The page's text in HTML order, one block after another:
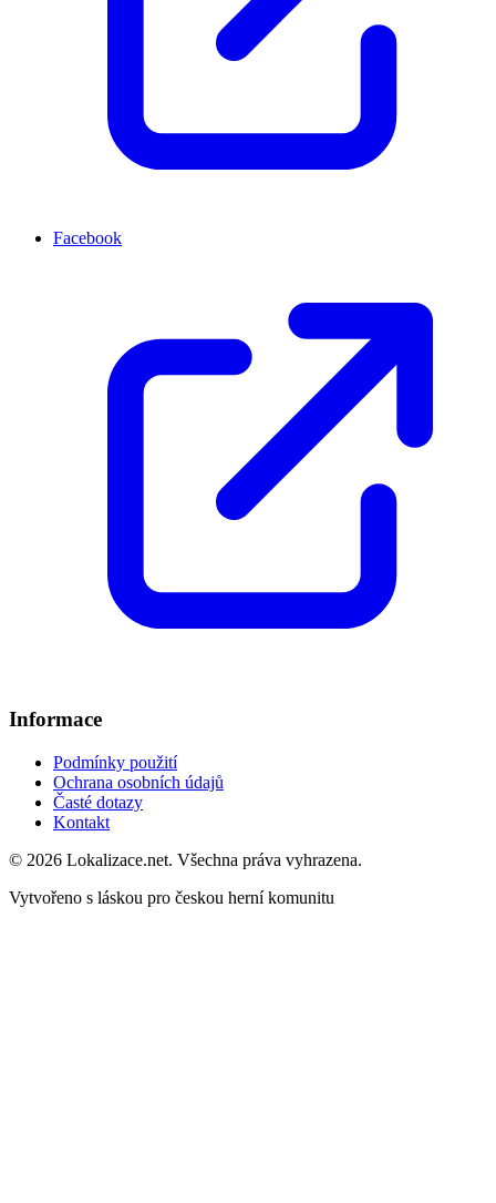
Facebook
Informace
Podmínky použití
Ochrana osobních údajů
Časté dotazy
Kontakt
© 2026 Lokalizace.net. Všechna práva vyhrazena.
Vytvořeno s láskou pro českou herní komunitu